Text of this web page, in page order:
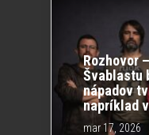
Rozhovor
Švablastu
nápadov
napríklad
mar 17, 2026